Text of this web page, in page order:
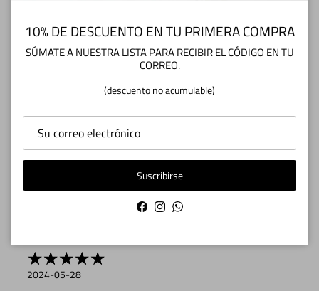
Pamela
Producto de alta calidad, muy cómodo
2026-04-25
Patricia
Bonito diseño, terminaciones y calidad. Lejos mi mejor
2024-05-28
10% DE DESCUENTO EN TU PRIMERA COMPRA
SÚMATE A NUESTRA LISTA PARA RECIBIR EL CÓDIGO EN TU
CORREO.
(descuento no acumulable)
Suscribirse
Facebook
InstagramWhatsApp